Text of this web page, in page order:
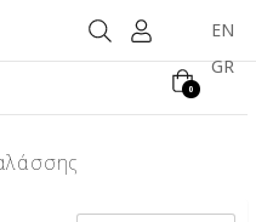
0
EN
GR